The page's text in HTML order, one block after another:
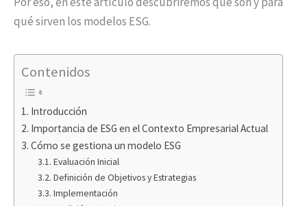
qué sirven los modelos ESG.
Contenidos
Introducción
Importancia de ESG en el Contexto Empresarial Actual
Cómo se gestiona un modelo ESG
Evaluación Inicial
Definición de Objetivos y Estrategias
Implementación